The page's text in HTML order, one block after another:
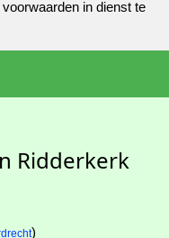
in dienst te
Ridderkerk
)